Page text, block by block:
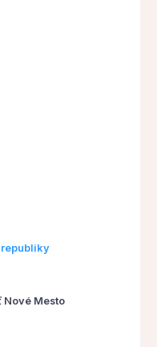
Nové Mesto